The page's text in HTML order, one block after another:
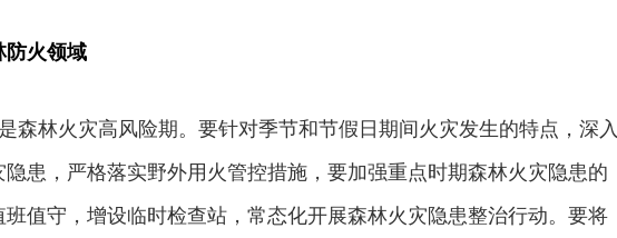
防火领域
森林火灾高风险期。要针对季节和节假日期间火灾发生的特点，深入
患，严格落实野外用火管控措施，要加强重点时期森林火灾隐患的
值守，增设临时检查站，常态化开展森林火灾隐患整治行动。要将